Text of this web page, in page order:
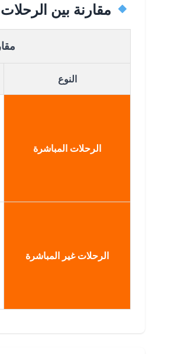
مقارنة بين
النوع
الرحلات المباشرة
الرحلات غير المباشرة